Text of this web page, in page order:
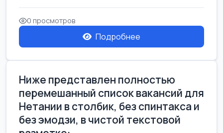
Разнорабочий на сборку м...
0 просмотров
Подробнее
Ниже представлен полностью
перемешанный список вакансий для
Нетании в столбик, без спинтакса и
без эмодзи, в чистой текстовой